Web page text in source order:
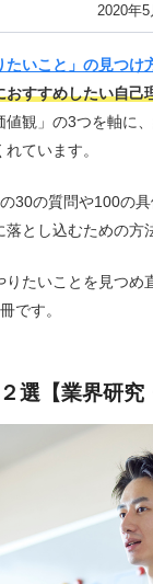
2020年5
たいこと」の見つけ
おすすめしたい自己
値観」の3つを軸に
ています。
30の質問や100の
とし込むための方
りたいことを見つめ
です。
選【業界研究